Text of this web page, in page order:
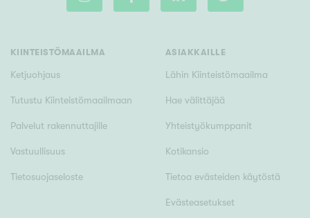
Uudiskohteet
KIINTEISTÖMAAILMA
Ketjuohjaus
Tutustu Kiinteistömaailmaan
Palvelut rakennuttajille
Vastuullisuus
Tietosuojaseloste
ASIAKKAILLE
Lähin Kiinteistömaailma
Hae välittäjää
Yhteistyökumppanit
Kotikansio
Tietoa evästeiden käytöstä
Evästeasetukset